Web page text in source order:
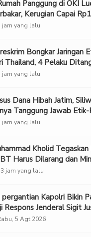
Panggung di OKI
Kerugian Capai
jam yang lalu
Bongkar Jaringan
Thailand, 4 Pelaku
jam yang lalu
Dana Hibah Jatim,
Tanggung Jawab
jam yang lalu
Kholid
Harus Dilarang dan
Korban
jam yang lalu
pergantian Kapolri Bikin
Respons Jenderal Sigit
5 Agt 2026